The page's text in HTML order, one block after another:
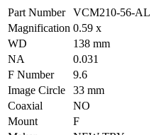
Part Number
VCM210-56-AL
Magnification 0.59 x
WD
138 mm
NA
0.031
F Number
9.6
Image Circle
33 mm
Coaxial
NO
Mount
F